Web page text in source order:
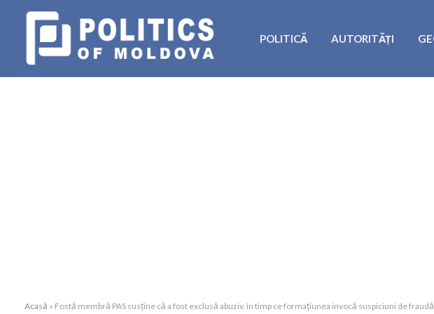
POLITICĂ AUTORITĂȚI
Acasă » Fostă membră PAS susține că a fost exclusă abuziv, în timp ce formațiunea invocă suspiciuni de fraudă